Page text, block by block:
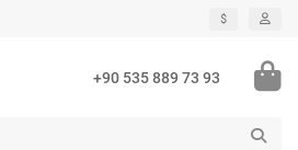
$
+90 535 889 73 93